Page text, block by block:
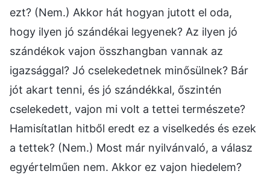
ezt? (Nem.) Akkor hát hogyan jutott el oda,
hogy ilyen jó szándékai legyenek? Az ilyen jó
szándékok vajon összhangban vannak az
igazsággal? Jó cselekedetnek minősülnek? Bár
jót akart tenni, és jó szándékkal, őszintén
cselekedett, vajon mi volt a tettei természete?
Hamisítatlan hitből eredt ez a viselkedés és ezek
a tettek? (Nem.) Most már nyilvánvaló, a válasz
egyértelműen nem. Akkor ez vajon hiedelem?